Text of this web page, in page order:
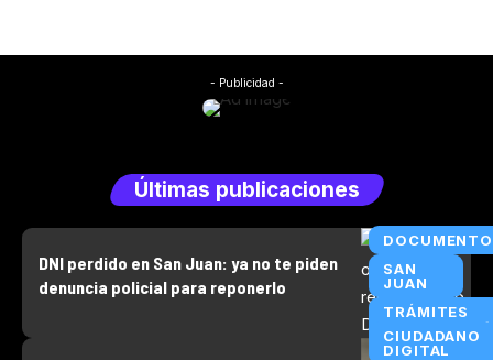
- Publicidad -
Últimas publicaciones
SAN
JUAN
TRÁMITES
FRECUENTES
DNI perdido en San Juan: ya no te piden
denuncia policial para reponerlo
CIUDADANO
DIGITAL